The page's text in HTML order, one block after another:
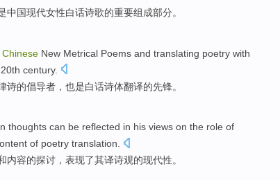
中国现代女性白话诗歌的重要组成部分。
Chinese New Metrical Poems and translating poetry with
century.
诗的倡导者 ，也是白话诗体翻译的先锋。
thoughts can be reflected in his views on the role of
of poetry translation.
内容的探讨， 表现了其译诗观的现代性。